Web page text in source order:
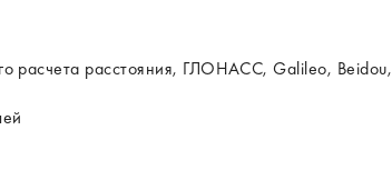
расчета расстояния, ГЛОНАСС, Galileo, Beidou,